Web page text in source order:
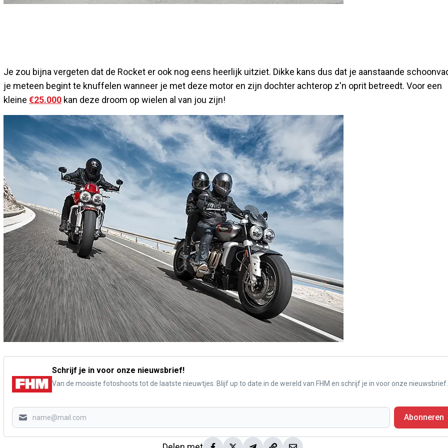
Je zou bijna vergeten dat de Rocket er ook nog eens heerlijk uitziet. Dikke kans dus dat je aanstaande
je meteen begint te knuffelen wanneer je met deze motor en zijn dochter achterop z'n oprit betreedt. Voor een
kleine €25.000 kan deze droom op wielen al van jou zijn!
Schrijf je in voor onze nieuwsbrief!
Van de mooiste fotoshoots tot de laatste nieuwtjes. Blijf up to date in de wereld van FHM en schrijf je in voor onze nieuwsbrief.
Abonneren